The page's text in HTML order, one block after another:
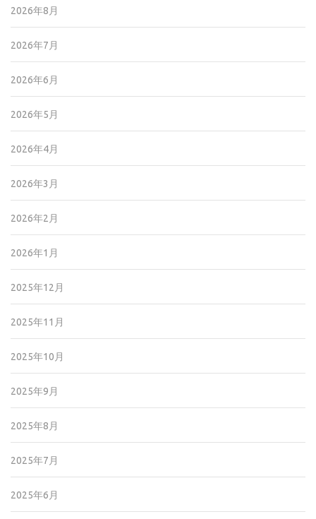
2026年8月
2026年7月
2026年6月
2026年5月
2026年4月
2026年3月
2026年2月
2026年1月
2025年12月
2025年11月
2025年10月
2025年9月
2025年8月
2025年7月
2025年6月